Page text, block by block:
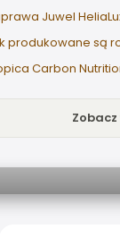
Juwel
produkowane są
Carbon